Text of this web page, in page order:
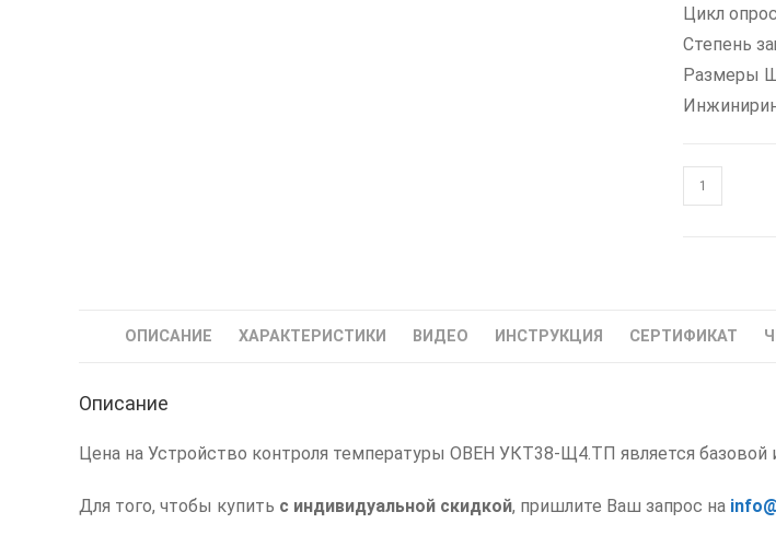
Цикл
Степень
Размеры
Количество
товара
контроля
ОПИСАНИЕ ХАРАКТЕРИСТИКИ ВИДЕО ИНСТРУКЦИЯ СЕРТИФИКАТ
Описание
Цена на Устройство контроля температуры ОВЕН УКТ38-Щ4.ТП является базовой
Для того, чтобы купить с индивидуальной скидкой, пришлите Ваш запрос на